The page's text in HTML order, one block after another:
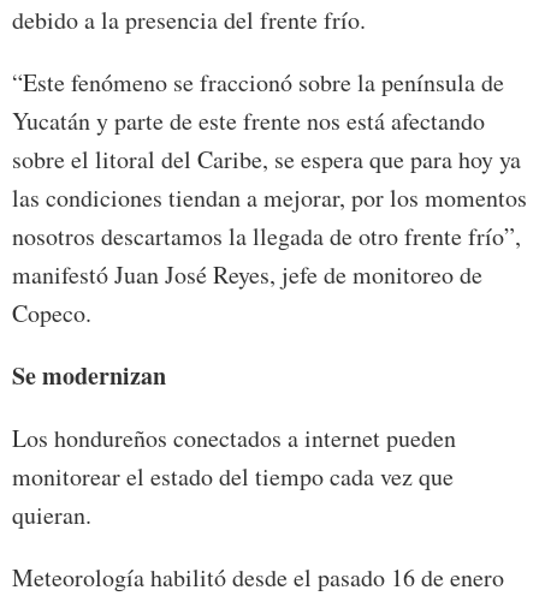
debido a la presencia del frente frío.
“Este fenómeno se fraccionó sobre la península de
Yucatán y parte de este frente nos está afectando
sobre el litoral del Caribe, se espera que para hoy ya
las condiciones tiendan a mejorar, por los momentos
nosotros descartamos la llegada de otro frente frío”,
manifestó Juan José Reyes, jefe de monitoreo de
Copeco.
Se modernizan
Los hondureños conectados a internet pueden
monitorear el estado del tiempo cada vez que
quieran.
Meteorología habilitó desde el pasado 16 de enero